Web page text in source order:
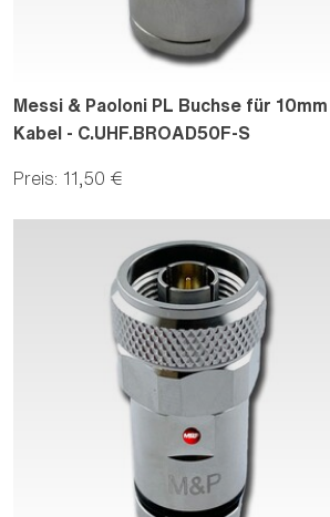
Messi & Paoloni PL Buchse für 10mm
Kabel - C.UHF.BROAD50F-S
Preis: 11,50 €